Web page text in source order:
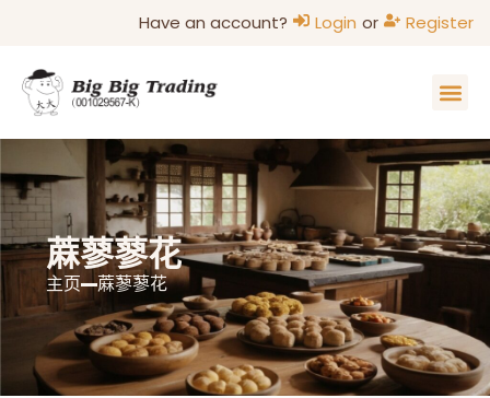
Have an account? Login or Register
蔴蓼蓼花
主页 蔴蓼蓼花